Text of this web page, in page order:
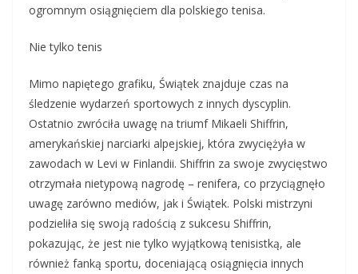
ogromnym osiągnięciem dla polskiego tenisa.
Nie tylko tenis
Mimo napiętego grafiku, Świątek znajduje czas na
śledzenie wydarzeń sportowych z innych dyscyplin.
Ostatnio zwróciła uwagę na triumf Mikaeli Shiffrin,
amerykańskiej narciarki alpejskiej, która zwyciężyła w
zawodach w Levi w Finlandii. Shiffrin za swoje zwycięstwo
otrzymała nietypową nagrodę – renifera, co przyciągnęło
uwagę zarówno mediów, jak i Świątek. Polski mistrzyni
podzieliła się swoją radością z sukcesu Shiffrin,
pokazując, że jest nie tylko wyjątkową tenisistką, ale
również fanką sportu, doceniającą osiągnięcia innych